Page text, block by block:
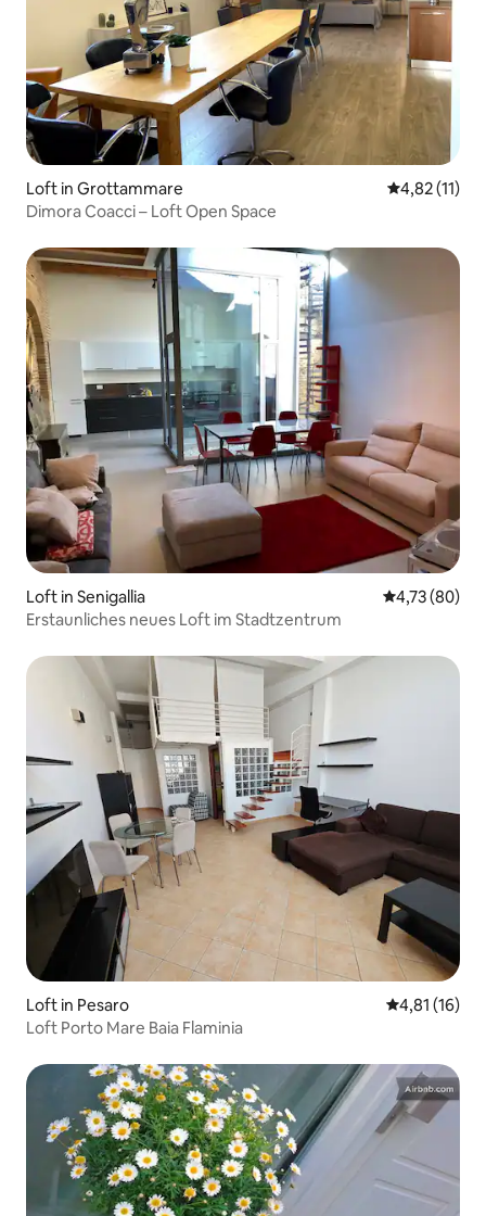
Loft in Grottammare
4,82 (11)
Dimora Coacci – Loft Open Space
Loft in Senigallia
4,73 (80)
Erstaunliches neues Loft im Stadtzentrum
Loft in Pesaro
4,81 (16)
Loft Porto Mare Baia Flaminia